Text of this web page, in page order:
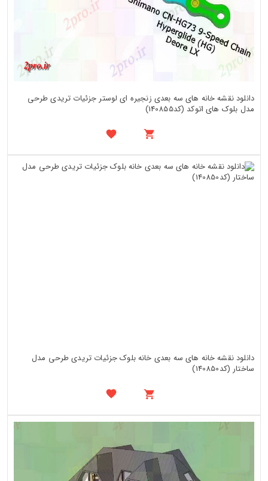
دانلود نقشه خانه های سه بعدی زنجیره ای لوستر جزئیات تریدی طرحی
مدل بلوک های اتوکد (کد140855)
دانلود نقشه خانه های سه بعدی خانه بلوک جزئیات تریدی طرحی مدل
ساختار (کد140850)